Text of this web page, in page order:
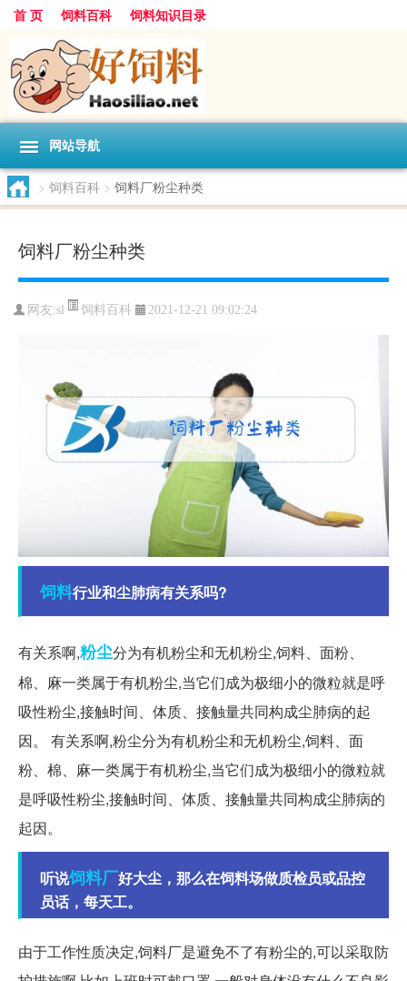
首 页 饲料百科 饲料知识目录
网站导航
> 饲料百科 > 饲料厂粉尘种类
饲料厂粉尘种类
网友:sl 饲料百科 2021-12-21 09:02:24
饲料行业和尘肺病有关系吗?
有关系啊,粉尘分为有机粉尘和无机粉尘,饲料、面粉、
棉、麻一类属于有机粉尘,当它们成为极细小的微粒就是呼
吸性粉尘,接触时间、体质、接触量共同构成尘肺病的起
因。 有关系啊,粉尘分为有机粉尘和无机粉尘,饲料、面
粉、棉、麻一类属于有机粉尘,当它们成为极细小的微粒就
是呼吸性粉尘,接触时间、体质、接触量共同构成尘肺病的
起因。
听说饲料厂好大尘，那么在饲料场做质检员或品控
员话，每天工。
由于工作性质决定,饲料厂是避免不了有粉尘的,可以采取防